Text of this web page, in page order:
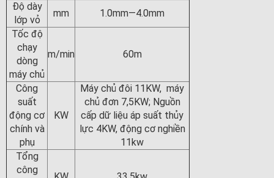
Độ dày
lớp vỏ
mm
1.0mm—4.0mm
Tốc độ
chạy
dòng
máy chủ
m/min 60m
Công
suất
động cơ
chính và
phụ
KW
Máy chủ đôi 11KW, máy
chủ đơn 7,5KW; Nguồn
cấp dữ liệu áp suất thủy
lực 4KW, động cơ nghiền
11kw
Tổng
công